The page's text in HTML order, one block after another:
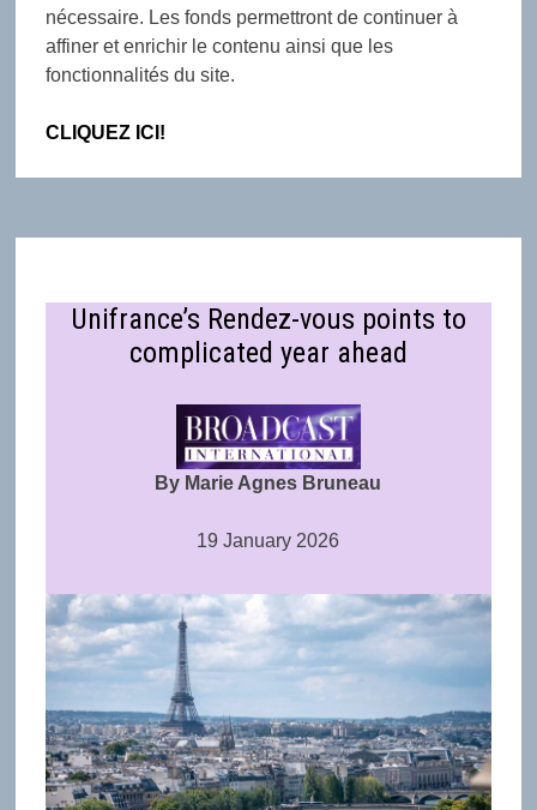
nécessaire. Les fonds permettront de continuer à
affiner et enrichir le contenu ainsi que les
fonctionnalités du site.
CLIQUEZ ICI!
Unifrance’s Rendez-vous points to
complicated year ahead
By Marie Agnes Bruneau
19 January 2026